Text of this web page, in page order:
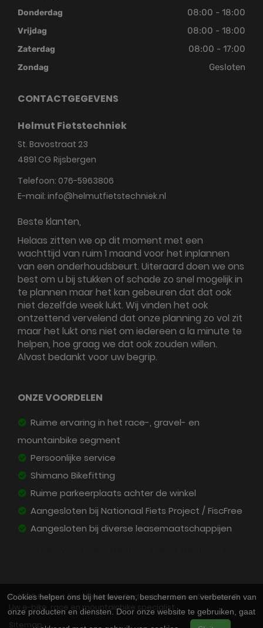
Donderdag 08:00 - 18:00
Vrijdag 08:00 - 18:00
Zaterdag 08:00 - 17:00
Zondag Gesloten
CONTACTGEGEVENS
Helmut Fietstechniek
St. Bavostraat 23
4891 CG Rijsbergen
Telefoon: 076-5963806
E-mail: info@helmutfietstechniek.nl
Beste klanten,
Helaas zitten we op dit moment met een
wachttijd van ruim 1 maand voor het inplannen
van een onderhoudsbeurt. Uiteraard doen we ons
best om u bij stukken of schade zo snel mogelijk in
te plannen maar het kan gebeuren dat dat ook
niet dezelfde week lukt. Wij vinden het ook
ontzettend vervelend dat onze planning zo vol zit
maar het lukt ons niet om iedereen a la minute te
helpen, hoe graag we dat ook zouden willen.
Alvast bedankt voor uw begrip.
ONZE VOORDELEN
Ruime ervaring in het race-, gravel- en
mountainbike segment
Persoonlijke service
Shimano Bikefitting
Ruime parkeerplaats achter de winkel
Aangesloten bij Nationaal Fiets Project / FiscFree
Aangesloten bij diverse leasemaatschappijen
© 2026 Helmut Fietstechniek. Ondersteund doorSitePack ®
Uw e-bike, race en mountainbike specialist
Sitemap
Cookies helpen ons bij het leveren, beschermen en verbeteren van
onze producten en diensten. Door onze website te gebruiken, gaat